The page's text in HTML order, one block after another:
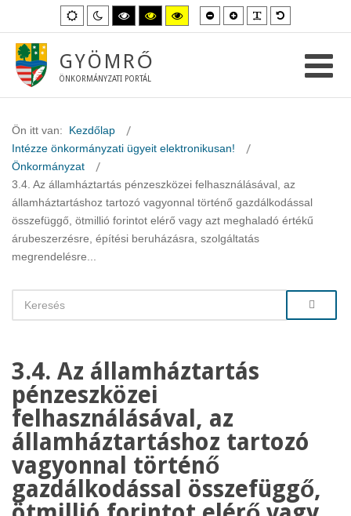
Alapértelmezett
mód
Éjszakai
mód
Magas
kontraszt
fekete-
mód.
Magas
kontraszt
fekete-
Magas
kontraszt
sárga-
Kisebb
betűméret
Nagyobb
betűméret
GYÖMRŐ
ÖNKORMÁNYZATI PORTÁL
Ön itt van: Kezdőlap
Intézze önkormányzati ügyeit elektronikusan!
Önkormányzat
3.4. Az államháztartás pénzeszközei felhasználásával, az
államháztartáshoz tartozó vagyonnal történő gazdálkodással
összefüggő, ötmillió forintot elérő vagy azt meghaladó értékű
árubeszerzésre, építési beruházásra, szolgáltatás
megrendelésre...
3.4. Az államháztartás
pénzeszközei
felhasználásával, az
államháztartáshoz tartozó
vagyonnal történő
gazdálkodással összefüggő,